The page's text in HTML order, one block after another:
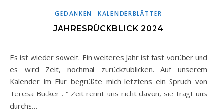
GEDANKEN,KALENDERBLÄTTER
JAHRESRÜCKBLICK 2024
Es ist wieder soweit. Ein weiteres Jahr ist fast vorüber und
es wird Zeit, nochmal zurückzublicken. Auf unserem
Kalender im Flur begrüßte mich letztens ein Spruch von
Teresa Bücker : “ Zeit rennt uns nicht davon, sie trägt uns
durchs…